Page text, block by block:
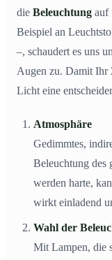
die Beleuchtung auf
Beispiel an
–, schaudert es uns
Augen zu. Damit Ihr
Licht eine
Atmosphäre
Gedimmtes,
Beleuchtung des
werden harte,
wirkt einladend
Wahl der
Mit Lampen, die